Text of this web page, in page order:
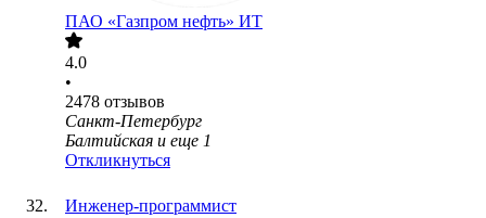
ПАО «Газпром нефть» ИТ
4.0
•
2478 отзывов
Санкт-Петербург
Балтийская и еще 1
Откликнуться
Инженер-программист